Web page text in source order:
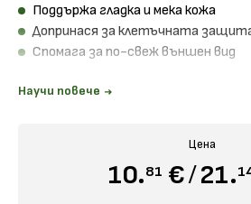
Поддържа гладка и мека кожа
Допринася за клетъчната
Спомага за по-свеж външен вид
Състав:
В 1 капсула: хиалуронова киселина,
По 1 капсула дневно след хранене
Разгледайте всички продукти от
Научи повече
Цена
10.81 €/21.